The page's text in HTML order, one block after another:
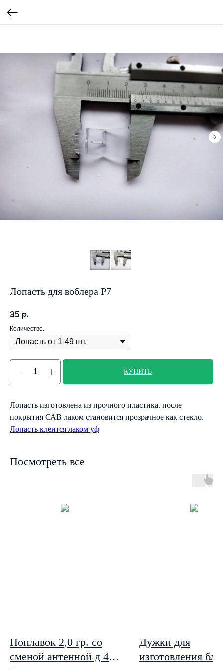
Лопасть для воблера P7
35 р.
Количество.
КУПИТЬ
Лопасть изготовлена из прочного пластика. после
покрытия САВ лаком становится прозрачное как стекло.
Лопасть клеится лаком уф
Посмотреть все
Поплавок 2,0 гр. со
сменой антенной д 4
Дужки для
изготовления